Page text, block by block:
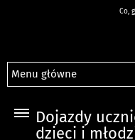
Co,
Menu główne
Dojazdy
dzieci i